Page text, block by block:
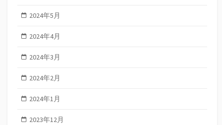
2024年5月
2024年4月
2024年3月
2024年2月
2024年1月
2023年12月